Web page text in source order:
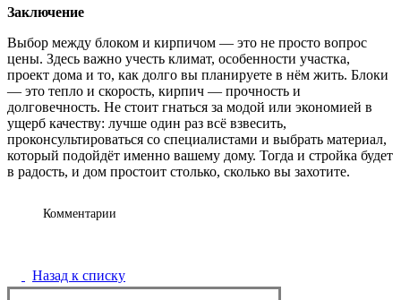
Заключение
Выбор между блоком и кирпичом — это не просто вопрос
цены. Здесь важно учесть климат, особенности участка,
проект дома и то, как долго вы планируете в нём жить. Блоки
— это тепло и скорость, кирпич — прочность и
долговечность. Не стоит гнаться за модой или экономией в
ущерб качеству: лучше один раз всё взвесить,
проконсультироваться со специалистами и выбрать материал,
который подойдёт именно вашему дому. Тогда и стройка будет
в радость, и дом простоит столько, сколько вы захотите.
Комментарии
Назад к списку